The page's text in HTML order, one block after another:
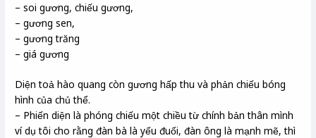
– soi gương, chiếu gương,
– gương sen,
– gương trăng
– giá gương
Diện toả hào quang còn gương hấp thu và phản chiếu bóng
hình của chủ thể.
– Phiến diện là phóng chiếu một chiều từ chính bản thân mình
ví dụ tôi cho rằng đàn bà là yếu đuối, đàn ông là mạnh mẽ, thì